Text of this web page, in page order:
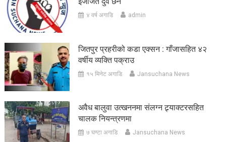
४ वर्ष अगाडि admin
जितपुर प्रहरीको कडा एक्सन : गाँजासहित ४२
वर्षीय व्यक्ति पक्राउ
१५ मिनेट अगाडि Jansuchana News
अवैध बालुवा उत्खननमा संलग्न ट्र्याक्टरसहित
चालक नियन्त्रणमा
७ घण्टा अगाडि Jansuchana News